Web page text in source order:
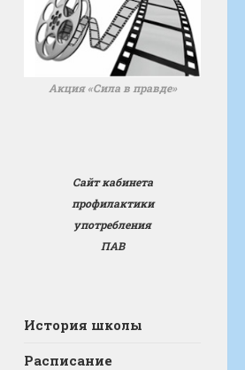
Акция «Сила в правде»
Сайт кабинета
профилактики
употребления
ПАВ
История школы
Расписание